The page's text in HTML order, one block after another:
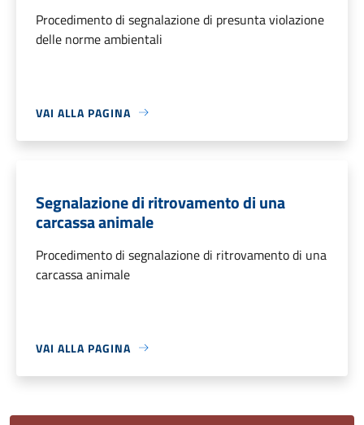
Procedimento di segnalazione di presunta violazione
delle norme ambientali
VAI ALLA PAGINA
Segnalazione di ritrovamento di una
carcassa animale
Procedimento di segnalazione di ritrovamento di una
carcassa animale
VAI ALLA PAGINA